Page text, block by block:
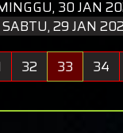
30 JAN
SABTU, 29 JAN
32 33 34